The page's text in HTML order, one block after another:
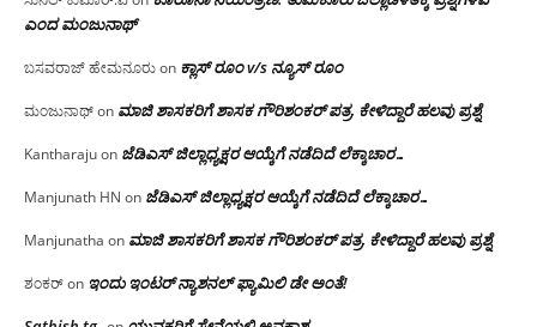
ಎಂದ ಮಂಜು‌ನಾಥ್
ಬಸವರಾಜ್ ಹೇಮನೂರುon ಕ್ಲಾಸ್ ರೂಂ v/s ನ್ಯೂಸ್ ರೂಂ
ಮಂಜುನಾಥ್on ಮಾಜಿ ಶಾಸಕರಿಗೆ ಶಾಸಕ ಗೌರಿಶಂಕರ್ ಪತ್ರ, ಕೇಳಿದ್ದಾರೆ ಹಲವು ಪ್ರಶ್ನೆ
Kantharajuon ಜೆಡಿಎಸ್ ಜಿಲ್ಲಾಧ್ಯಕ್ಷರ ಆಯ್ಕೆಗೆ ನಡೆದಿದೆ ಲೆಕ್ಕಾಚಾರ…
Manjunath HN on ಜೆಡಿಎಸ್ ಜಿಲ್ಲಾಧ್ಯಕ್ಷರ ಆಯ್ಕೆಗೆ ನಡೆದಿದೆ ಲೆಕ್ಕಾಚಾರ…
Manjunatha on ಮಾಜಿ ಶಾಸಕರಿಗೆ ಶಾಸಕ ಗೌರಿಶಂಕರ್ ಪತ್ರ, ಕೇಳಿದ್ದಾರೆ ಹಲವು ಪ್ರಶ್ನೆ
ಶಂಕರ್on ಇಂದು ಇಂಟರ್ ನ್ಯಾಶನಲ್ ಫ್ಯಾಮಿಲಿ ಡೇ ಅಂತೆ!